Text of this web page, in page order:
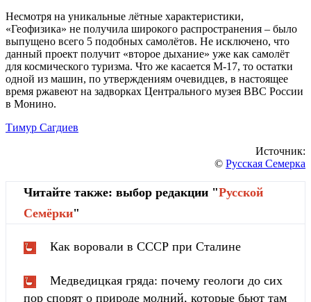
Несмотря на уникальные лётные характеристики,
«Геофизика» не получила широкого распространения – было
выпущено всего 5 подобных самолётов. Не исключено, что
данный проект получит «второе дыхание» уже как самолёт
для космического туризма. Что же касается М-17, то остатки
одной из машин, по утверждениям очевидцев, в настоящее
время ржавеют на задворках Центрального музея ВВС России
в Монино.
Тимур Сагдиев
Источник:
© Русская Семерка
Читайте также: выбор редакции "Русской
Cемёрки"
Как воровали в СССР при Сталине
Медведицкая гряда: почему геологи до сих
пор спорят о природе молний, которые бьют там